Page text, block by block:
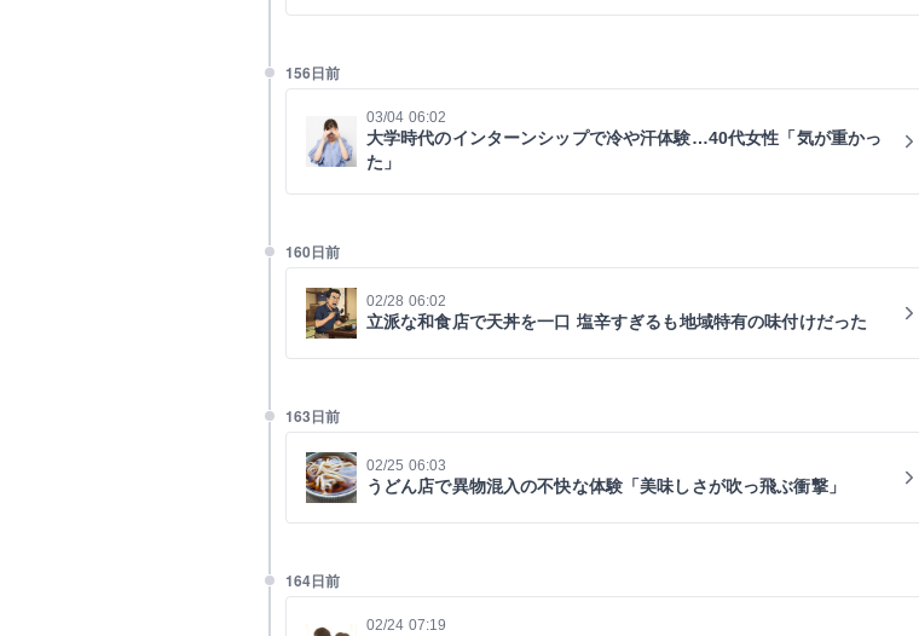
156日前
03/04 06:02
大学時代のインターンシップで冷や汗体験…40代女性「気が重かっ
た」
160日前
02/28 06:02
立派な和食店で天丼を一口 塩辛すぎるも地域特有の味付けだった
163日前
02/25 06:03
うどん店で異物混入の不快な体験「美味しさが吹っ飛ぶ衝撃」
164日前
02/24 07:19